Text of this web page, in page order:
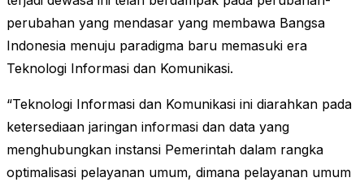
perubahan yang mendasar yang membawa Bangsa
Indonesia menuju paradigma baru memasuki era
Teknologi Informasi dan Komunikasi.
“Teknologi Informasi dan Komunikasi ini diarahkan pada
ketersediaan jaringan informasi dan data yang
menghubungkan instansi Pemerintah dalam rangka
optimalisasi pelayanan umum, dimana pelayanan umum